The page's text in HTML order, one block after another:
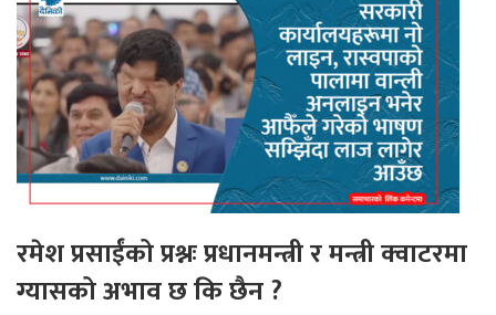
रमेश प्रसाईंको प्रश्नः प्रधानमन्त्री र मन्त्री क्वाटरमा
ग्यासको अभाव छ कि छैन ?